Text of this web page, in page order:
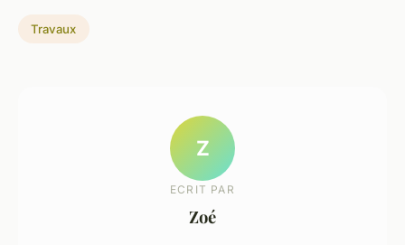
Travaux
Z
ECRIT PAR
Zoé